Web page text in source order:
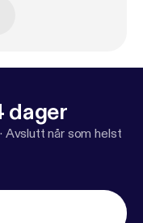
dager
· Avslutt når som helst